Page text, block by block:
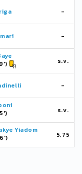
-
-
s.v.
-
s.v.
Yiadom
5,75